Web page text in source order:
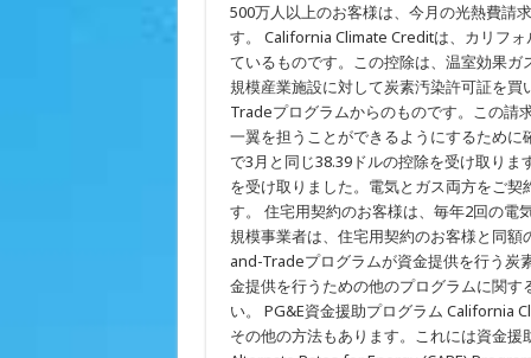
Customers
Transition
to
Low-
Carbon
Future
500万人以上のお客様は、今月の光熱費請
す。 California Climate Creditは、カリフ
ているものです。この控除は、温室効果
規模産業施設に対して炭素汚染許可証を
Tradeプログラムからのものです。この請
一翼を担うことができるようにするため
で3月と同じ38.39ドルの控除を受け取り
を受け取りました。電気とガス両方をご
す。 住宅用契約のお客様は、毎年2回の電
規模事業者は、住宅用契約のお客様と同
and-Tradeプログラムが資金提供を行う炭
金提供を行うための他のプログラムに関
い。 PG&E資金援助プログラム California
その他の方法もあります。これには資金